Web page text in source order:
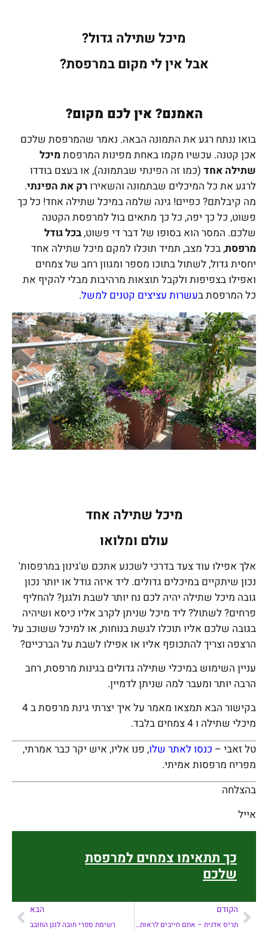
מיכל שתילה גדול?
אבל אין לי מקום במרפסת?
האמנם? אין לכם מקום?
בואו ננתח רגע את התמונה הבאה. נאמר שהמרפסת שלכם
אכן קטנה. עכשיו מקמו באחת מפינות המרפסתמיכל
שתילה אחד (כמו זה הפינתי שבתמונה), או בעצם בודדו
לרגע את כל המיכלים שבתמונה והשאירורק את הפינתי.
מה קיבלתם? כפיים! גינה שלמה במיכל שתילה אחד! כל כך
פשוט, כל כך יפה, כל כך מתאים בול למרפסת הקטנה
שלכם. המסר הוא בסופו של דבר די פשוט,בכל גודל
מרפסת, בכל מצב, תמיד תוכלו למקם מיכל שתילה אחד
יחסית גדול, לשתול בתוכו מספר ומגוון רחב של צמחים
ואפילו בצפיפות ולקבל תוצאות מרהיבות מבלי להקיף את
כל המרפסת בעשרות עציצים קטנים למשל.
מיכל שתילה אחד
עולם ומלואו
אלך אפילו עוד צעד בדרכי לשכנע אתכם ש'גינון במרפסות'
נכון שיתקיים במיכלים גדולים. ליד איזה גודל או יותר נכון
גובה מיכל שתילה יהיה לכם נח יותר לשבת ולגנן? להחליף
פרחים? לשתול? ליד מיכל שניתן לקרב אליו כיסא ושיהיה
בגובה שלכם אליו תוכלו לגשת בנוחות, או למיכל ששוכב על
הרצפה וצריך להתכופף אליו או אפילו לשבת על הברכיים?
עניין השימוש במיכלי שתילה גדולים בגינות מרפסת, רחב
הרבה יותר ומעבר למה שניתן לדמיין.
בקישור הבא תמצאו מאמר על איך יצרתי גינת מרפסת ב 4
מיכלי שתילה ו 4 צמחים בלבד.
טל זאבי – כנסו לאתר שלו, פנו אליו, איש יקר כבר אמרתי,
מפריח מרפסות אמיתי.
בהצלחה
אייל
כך תתאימו צמחים למרפסת
שלכם
הקודם
תריס אדנית – אתם חייבים לראות את הפריט המשמח הזה –
הבא
רשימת ספרי חובה לגנן החובב